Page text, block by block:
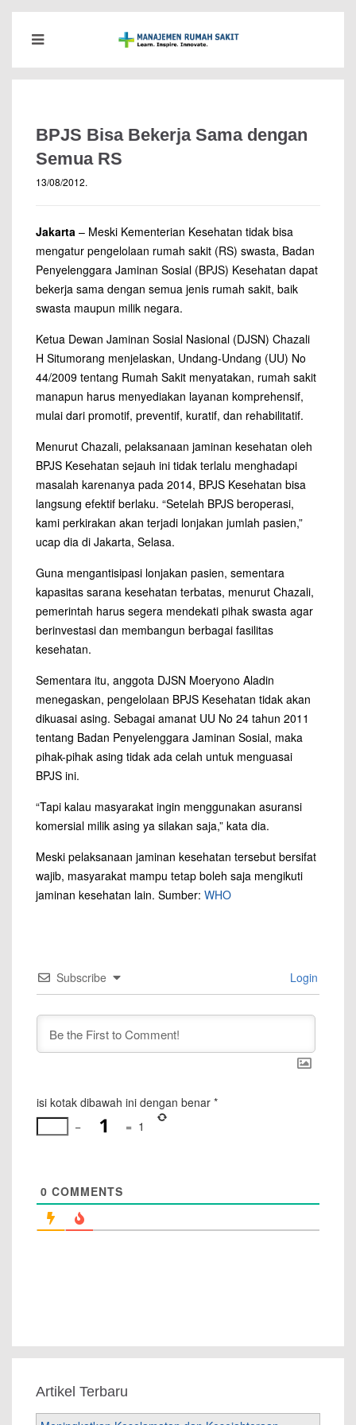
BPJS Bisa Bekerja Sama dengan
Semua RS
13/08/2012.
Jakarta – Meski Kementerian Kesehatan tidak bisa
mengatur pengelolaan rumah sakit (RS) swasta, Badan
Penyelenggara Jaminan Sosial (BPJS) Kesehatan dapat
bekerja sama dengan semua jenis rumah sakit, baik
swasta maupun milik negara.
Ketua Dewan Jaminan Sosial Nasional (DJSN) Chazali
H Situmorang menjelaskan, Undang-Undang (UU) No
44/2009 tentang Rumah Sakit menyatakan, rumah sakit
manapun harus menyediakan layanan komprehensif,
mulai dari promotif, preventif, kuratif, dan rehabilitatif.
Menurut Chazali, pelaksanaan jaminan kesehatan oleh
BPJS Kesehatan sejauh ini tidak terlalu menghadapi
masalah karenanya pada 2014, BPJS Kesehatan bisa
langsung efektif berlaku. “Setelah BPJS beroperasi,
kami perkirakan akan terjadi lonjakan jumlah pasien,”
ucap dia di Jakarta, Selasa.
Guna mengantisipasi lonjakan pasien, sementara
kapasitas sarana kesehatan terbatas, menurut Chazali,
pemerintah harus segera mendekati pihak swasta agar
berinvestasi dan membangun berbagai fasilitas
kesehatan.
Sementara itu, anggota DJSN Moeryono Aladin
menegaskan, pengelolaan BPJS Kesehatan tidak akan
dikuasai asing. Sebagai amanat UU No 24 tahun 2011
tentang Badan Penyelenggara Jaminan Sosial, maka
pihak-pihak asing tidak ada celah untuk menguasai
BPJS ini.
“Tapi kalau masyarakat ingin menggunakan asuransi
komersial milik asing ya silakan saja,” kata dia.
Meski pelaksanaan jaminan kesehatan tersebut bersifat
wajib, masyarakat mampu tetap boleh saja mengikuti
jaminan kesehatan lain. Sumber: WHO
Subscribe Login
isi kotak dibawah ini dengan benar *
−
= 1
0 COMMENTS
Artikel Terbaru